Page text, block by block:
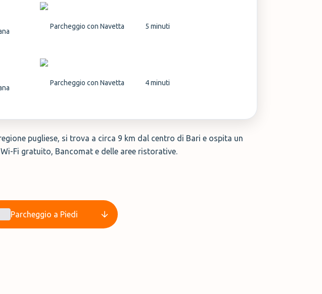
Parcheggio con Navetta 5 minuti
Parcheggio con Navetta 4 minuti
pugliese, si trova a circa 9 km dal centro di Bari e ospita un
Fi gratuito, Bancomat e delle aree ristorative.
Parcheggio a Piedi